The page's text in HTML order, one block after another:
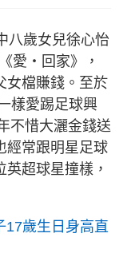
八歲女兒徐心怡
愛‧回家》，
女檔賺錢。至於
樣愛踢足球興
不惜大灑金錢送
經常跟明星足球
超球星撞樣，
17歲生日身高直